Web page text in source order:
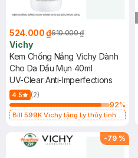
524.000 ₫610.000 ₫
Vichy
Kem Chống Nắng Vichy Dành
Cho Da Dầu Mụn 40ml
UV-Clear Anti-Imperfections
4.5
(2)
92%
Bill 599K Vichy tặng Ly thủy tinh
-79 %